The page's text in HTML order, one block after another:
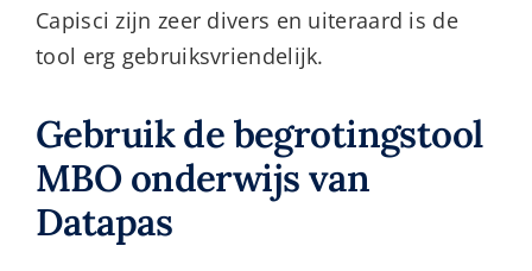
Capisci zijn zeer divers en uiteraard is de
tool erg gebruiksvriendelijk.
Gebruik de begrotingstool
MBO onderwijs van
Datapas